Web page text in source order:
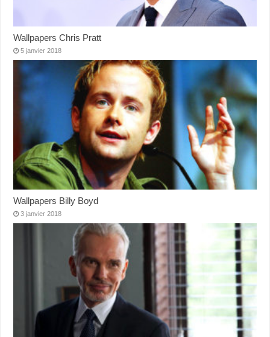
Wallpapers Chris Pratt
5 janvier 2018
Wallpapers Billy Boyd
3 janvier 2018